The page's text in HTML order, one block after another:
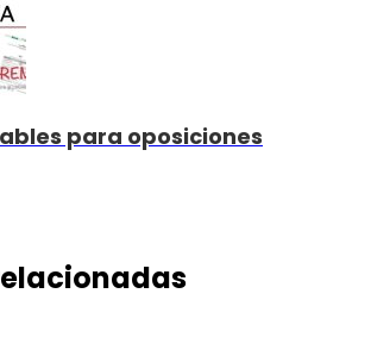
para oposiciones